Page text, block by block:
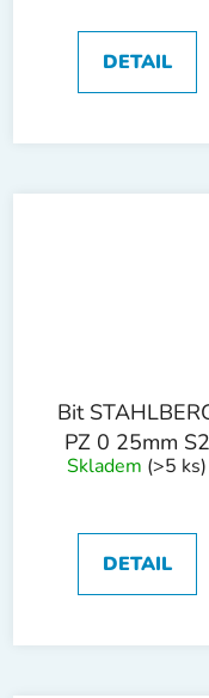
DETAIL
Bit
PZ 0 25mm S2
Skladem (>5 ks)
DETAIL